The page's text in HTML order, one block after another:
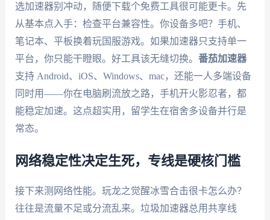
选加速器别冲动，随便下载个免费工具很可能更卡。先
从基本点入手：检查平台兼容性。你设备多吧？手机、
笔记本、平板换着玩国服游戏。如果加速器只支持单一
平台，你只能干瞪眼。好工具该无缝切换。 番茄加速器
支持 Android、iOS、Windows、mac，还能一人多端设备
同时用——你在电脑刷流放之路，手机开火影忍者，都
能稳定加速。这点超实用，留学生在宿舍多设备并行是
常态。
网络稳定性决定生死，专线是硬核门槛
接下来测网络性能。玩龙之觉醒冰雪合击很卡怎么办？
往往是流量不足或分流乱来。垃圾加速器总用共享线